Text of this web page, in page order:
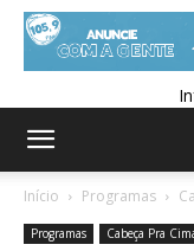
Início Programas
Programas Cabeça Pra